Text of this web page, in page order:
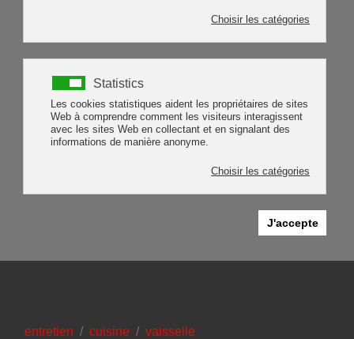
Choisir les catégories
Statistics
Les cookies statistiques aident les propriétaires de sites
Web à comprendre comment les visiteurs interagissent
avec les sites Web en collectant et en signalant des
informations de manière anonyme.
Choisir les catégories
J'accepte
entretien cuisine
vaisselle